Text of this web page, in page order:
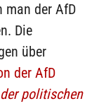
man der AfD
Die
über
der AfD
politischen